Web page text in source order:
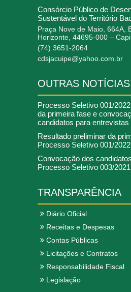
Consórcio Público de
Sustentável do Território
Praça Nove de Maio, 664A,
Horizonte, 44695-000 –
(74) 3651-2064
cdsjacuipe@yahoo.com.br
OUTRAS NOTÍCIAS
Processo Seletivo 001/
da primeira fase e
candidatos para entrevistas
Resultado preliminar da
Processo Seletivo 001/2022
Convocação dos
Processo Seletivo 003/2021
TRANSPARÊNCIA
Diário Oficial
Receitas e Despesas
Contas Públicas
Licitações e Contratos
Responsabilidade Fiscal
Legislação